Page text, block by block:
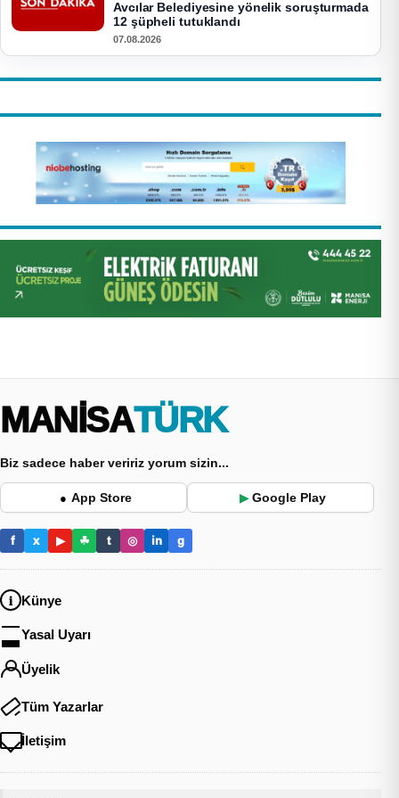
Avcılar Belediyesine yönelik soruşturmada
12 şüpheli tutuklandı
07.08.2026
MANİSA TÜRK
Biz sadece haber veririz yorum sizin...
● App Store ▶ Google Play
f x ▶ ☘ t ◎ in g
Künye
Yasal Uyarı
Üyelik
Tüm Yazarlar
İletişim